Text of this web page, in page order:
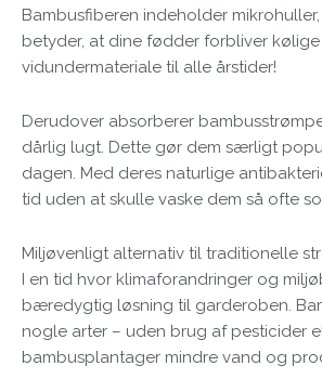
Bambusfiberen indeholder
betyder, at dine fødder forbliver
vidundermateriale til alle årstider!
Derudover absorberer
dårlig lugt. Dette gør dem særligt
dagen. Med deres naturlige
tid uden at skulle vaske dem så ofte
Miljøvenligt alternativ til traditionelle
I en tid hvor klimaforandringer og
bæredygtig løsning til garderoben.
nogle arter – uden brug af pesticider
bambusplantager mindre vand og